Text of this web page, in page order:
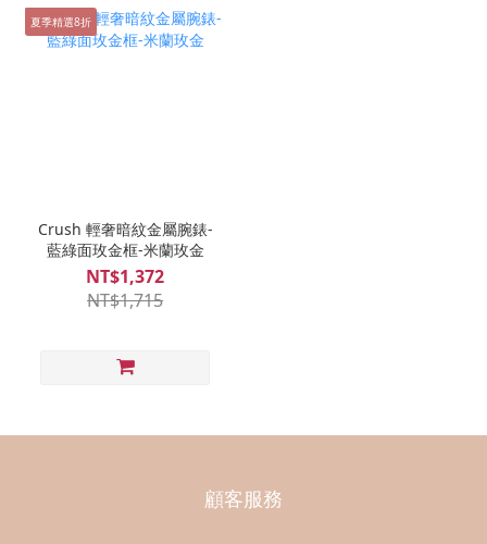
夏季精選8折
Crush 輕奢暗紋金屬腕錶-
藍綠面玫金框-米蘭玫金
NT$1,372
NT$1,715
顧客服務